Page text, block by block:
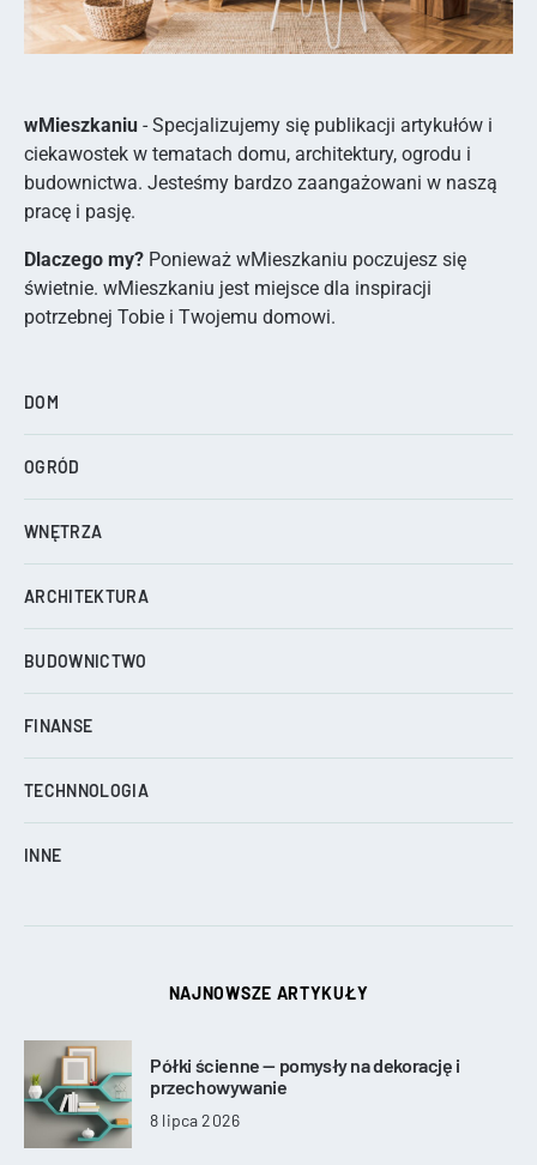
wMieszkaniu - Specjalizujemy się publikacji artykułów i
ciekawostek w tematach domu, architektury, ogrodu i
budownictwa. Jesteśmy bardzo zaangażowani w naszą
pracę i pasję.
Dlaczego my? Ponieważ wMieszkaniu poczujesz się
świetnie. wMieszkaniu jest miejsce dla inspiracji
potrzebnej Tobie i Twojemu domowi.
DOM
OGRÓD
WNĘTRZA
ARCHITEKTURA
BUDOWNICTWO
FINANSE
TECHNNOLOGIA
INNE
NAJNOWSZE ARTYKUŁY
Półki ścienne — pomysły na dekorację i
przechowywanie
8 lipca 2026